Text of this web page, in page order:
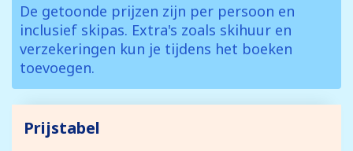
De getoonde prijzen zijn per persoon en
inclusief skipas. Extra's zoals skihuur en
verzekeringen kun je tijdens het boeken
toevoegen.
Prijstabel